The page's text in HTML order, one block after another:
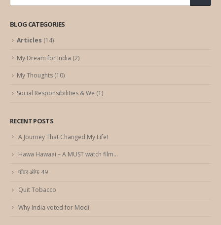
BLOG CATEGORIES
Articles (14)
My Dream for India (2)
My Thoughts (10)
Social Responsibilities & We (1)
RECENT POSTS
A Journey That Changed My Life!
Hawa Hawaai – A MUST watch film…
पॉवर ऑफ 49
Quit Tobacco
Why India voted for Modi